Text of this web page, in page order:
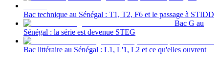
Bac technique au Sénégal : T1, T2, F6 et le passage à STIDD
Bac G au
Sénégal : la série est devenue STEG
Bac littéraire au Sénégal : L1, L'1, L2 et ce qu'elles ouvrent